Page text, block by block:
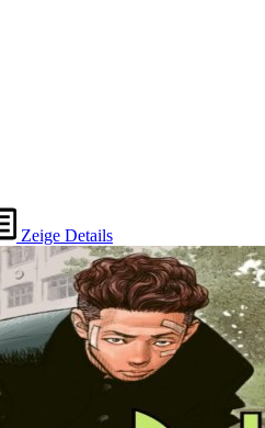
Zeige Details